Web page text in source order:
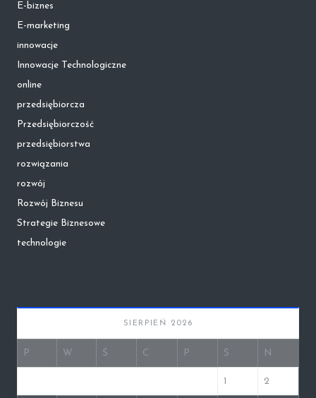
E-biznes
E-marketing
innowacje
Innowacje Technologiczne
online
przedsiębiorcza
Przedsiębiorczość
przedsiębiorstwa
rozwiązania
rozwój
Rozwój Biznesu
Strategie Biznesowe
technologie
SIERPIEŃ 2026
P W Ś C P S N
2